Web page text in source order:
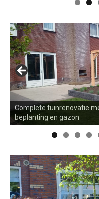
Complete tuinrenovatie
beplanting en gazon